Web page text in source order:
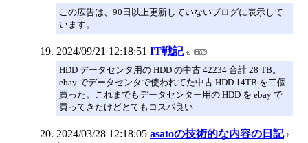
この広告は、90日以上更新していないブログに表示して
います。
2024/09/21 12:18:51 IT戦記
HDD データセンタ用の HDD の中古 42234 合計 28 TB。
ebay でデータセンタで使われてた中古 HDD 14TB を二個
買った。これまでもデータセンター用の HDD を ebay で
買ってきたけどとてもコスパ良い
2024/03/28 12:18:05 asatoの技術的な内容の日記